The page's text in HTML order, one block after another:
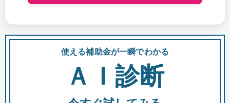
使える補助金が一瞬でわかる
ＡＩ診断